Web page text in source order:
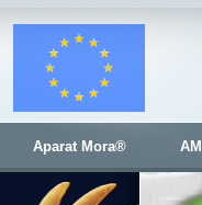
Aparat Mora®